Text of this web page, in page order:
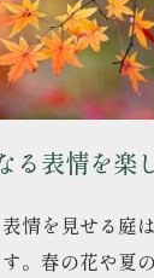
る表情を楽
情を見せる庭
。春の花や夏